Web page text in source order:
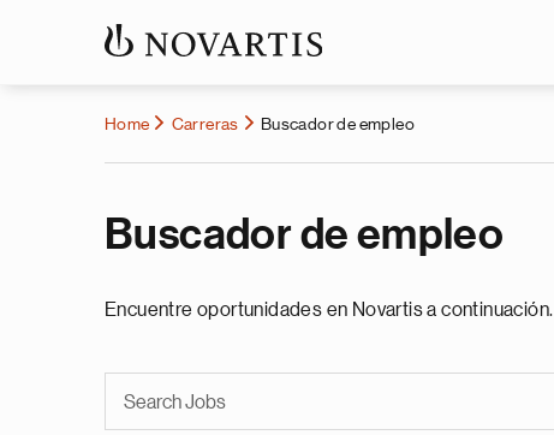
Home Carreras Buscador de empleo
Buscador de empleo
Encuentre oportunidades en Novartis a continuación.